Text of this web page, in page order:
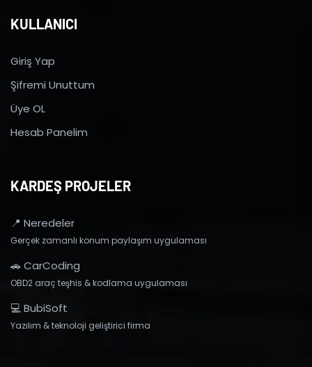
KULLANICI
Giriş Yap
Şifremi Unuttum
Üye OL
Hesab Panelim
KARDEŞ PROJELER
📍 Neredeler
Gerçek zamanlı konum paylaşım uygulaması
🚗 CarCoding
OBD2 araç teşhis & kodlama uygulaması
💻 BubiSoft
Yazılım & teknoloji geliştirici firma